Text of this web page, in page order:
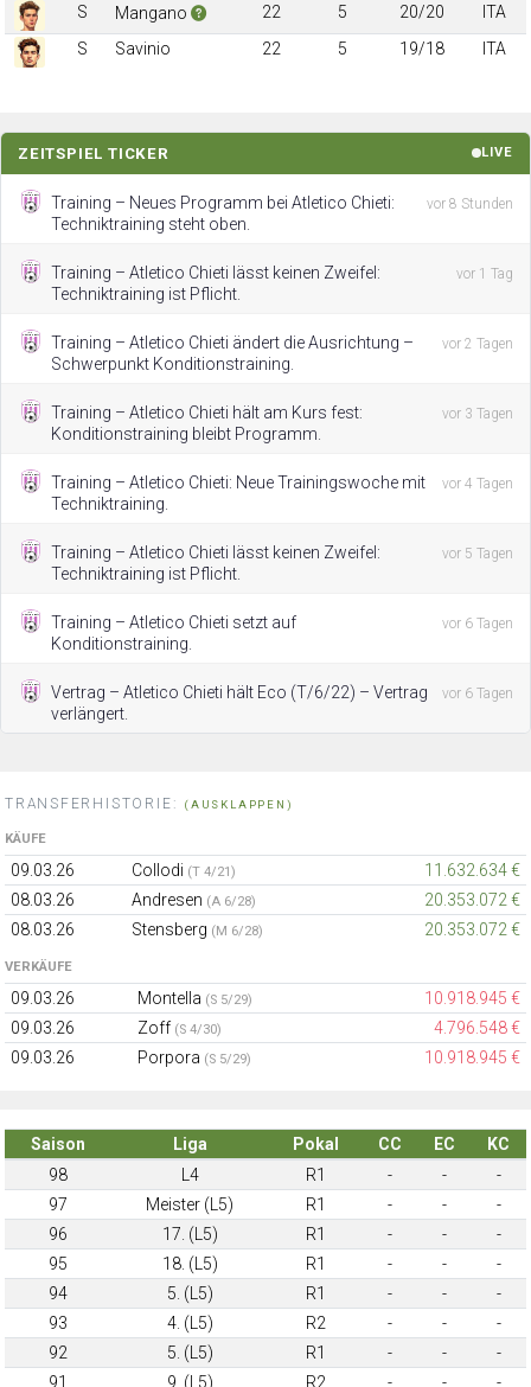
S
Mangano 22 5 20/20
ITA
S
Savinio 22 5 19/18 ITA
ZEITSPIEL TICKER LIVE
Training – Neues Programm bei Atletico Chieti:
Techniktraining steht oben.
vor 8 Stunden
Training – Atletico Chieti lässt keinen Zweifel:
Techniktraining ist Pflicht.
vor 1 Tag
Training – Atletico Chieti ändert die Ausrichtung –
Schwerpunkt Konditionstraining.
vor 2 Tagen
Training – Atletico Chieti hält am Kurs fest:
Konditionstraining bleibt Programm.
vor 3 Tagen
Training – Atletico Chieti: Neue Trainingswoche mit
Techniktraining.
vor 4 Tagen
Training – Atletico Chieti lässt keinen Zweifel:
Techniktraining ist Pflicht.
vor 5 Tagen
Training – Atletico Chieti setzt auf
Konditionstraining.
vor 6 Tagen
Vertrag – Atletico Chieti hält Eco (T/6/22) – Vertrag
verlängert.
vor 6 Tagen
TRANSFERHISTORIE: (AUSKLAPPEN)
KÄUFE
09.03.26 Collodi (T 4/21)
11.632.634 €
08.03.26
Andresen (A 6/28)
20.353.072 €
08.03.26
Stensberg (M 6/28) 20.353.072 €
VERKÄUFE
09.03.26 Montella (S 5/29)
10.918.945 €
09.03.26
Zoff (S 4/30)
4.796.548 €
09.03.26
Porpora (S 5/29) 10.918.945 €
Saison Liga Pokal CC EC
KC
98
L4 R1 - -
-
97
Meister (L5) R1 - -
-
96
17. (L5) R1 - -
-
95
18. (L5) R1 - -
-
94
5. (L5) R1 - -
-
93
4. (L5) R2 - -
-
92
5. (L5) R1 - -
-
91
9. (L5) R2 - - -